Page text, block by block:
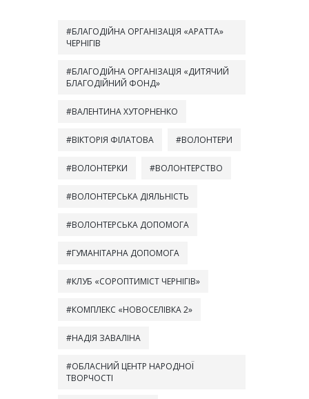
БЛАГОДІЙНА ОРГАНІЗАЦІЯ «АРАТТА»
ЧЕРНІГІВ
БЛАГОДІЙНА ОРГАНІЗАЦІЯ «ДИТЯЧИЙ
БЛАГОДІЙНИЙ ФОНД»
ВАЛЕНТИНА ХУТОРНЕНКО
ВІКТОРІЯ ФІЛАТОВА ВОЛОНТЕРИ
ВОЛОНТЕРКИ ВОЛОНТЕРСТВО
ВОЛОНТЕРСЬКА ДІЯЛЬНІСТЬ
ВОЛОНТЕРСЬКА ДОПОМОГА
ГУМАНІТАРНА ДОПОМОГА
КЛУБ «СОРОПТИМІСТ ЧЕРНІГІВ»
КОМПЛЕКС «НОВОСЕЛІВКА 2»
НАДІЯ ЗАВАЛІНА
ОБЛАСНИЙ ЦЕНТР НАРОДНОЇ
ТВОРЧОСТІ